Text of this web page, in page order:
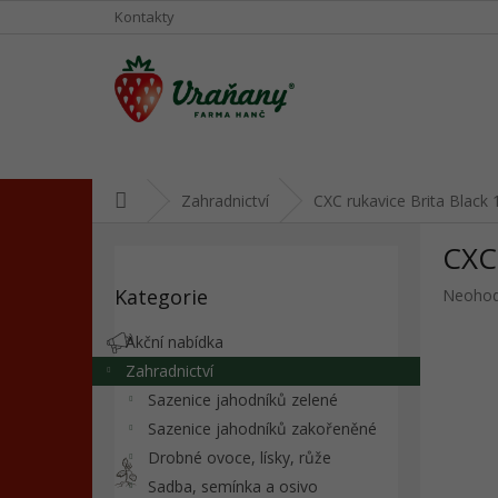
Kontakty
Zahradnictví CXC rukavice Brita Black
a
n
kategorie
Kategorie
Akční nabídka
Zahradnictví
Sazenice jahodníků zelené
Sazenice jahodníků zakořeněné
Drobné ovoce, lísky, růže
Sadba, semínka a osivo